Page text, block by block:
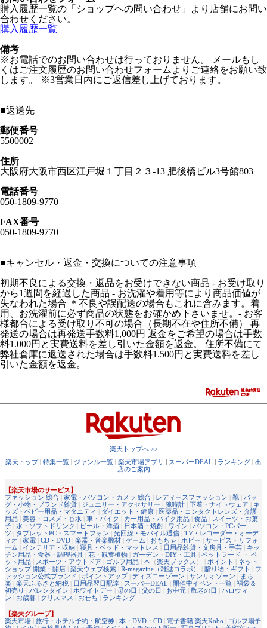
購入履歴一覧の「ショップヘの問い合わせ」より店舗にお問い
合わせください。
購入履歴一覧
備考
※お電話でのお問い合わせは行っておりません。 メールもし
くはご注文履歴のお問い合わせフォームよりご連絡をお願い致
します。 ※3営業日内にご返信差し上げております。
■返送先
郵便番号
5500002
住所
大阪府大阪市西区江戸堀１丁目２３-13 肥後橋ビル3号館803
電話番号
050-1809-9770
FAX番号
050-1809-9770
■キャンセル・返金・交換についての注意事項
初期不良による交換・返品をお受けできない商品 - お受け取り
から1週間を経過した商品 - お洗濯や着用等により商品価値が
失なわれた場合 ＊不良や誤配送の場合もこれに含みます。着
用、お洗濯前に必ず商品の状態をお確かめ下さいませ。- お客
様都合による受け取り不可の場合（長期不在や住所不備） 再
発送の場合は再発送手数料1,000円 返金をご希望の場合は手数
料1.000円と実費送料を差し引いた金額を返金。 住所不備にて
弊社倉庫に返送された場合は手数料1.500円と実費送料を差し
引いた金額を返金。
楽天トップへ >>
楽天トップ| 特集一覧 | ジャンル一覧 | 楽天市場アプリ | スーパーDEAL | ランキング | 出
店のご案内
【楽天市場のサービス】
ファッション 総合 | 家電・パソコン・カメラ 総合 | レディースファッション | 靴 | バッ
グ・小物・ブランド雑貨 | ジュエリー・アクセサリー | 腕時計 | 下着・ナイトウェア | キ
ッズ・ベビー用品・マタニティ | ダイエット・健康 | 医薬品・コンタクトレンズ・介護
用品 | 美容・コスメ・香水 | 車・バイク | カー用品・バイク用品 | 食品 | スイーツ・お菓
子 | 水・ソフトドリンク | ビール・洋酒 | 日本酒・焼酎 | ワイン | パソコン・PCパー
ツ | タブレットPC・スマートフォン | 光回線・モバイル通信 | TV・レコーダー・オーデ
ィオ | 家電 | CD・DVD | 楽器・音楽機材 | ゲーム | おもちゃ | ホビー | サービス・リフォ
ーム | インテリア・収納 | 寝具・ベッド・マットレス | 日用品雑貨・文房具・手芸 | キッ
チン用品・食器・調理器具 | 花・観葉植物 | ガーデン・DIY・工具 | ペットフード ・ ペ
ット用品 | スポーツ・アウトドア | ゴルフ用品 | 本 （楽天ブックス ） | ポイント | ネット
ショップ 開業・開店 | 楽天ウェブ検索 | R-magazine（雑誌コラボ） | 贈り物・ギフト | フ
ァッション公式ブランド | ポイントアップ| ディズニーゾーン | サンリオゾーン | まち
楽 | 楽天ふるさと納税 | 日用品翌日配達 | スーパーDEAL | 開催中イベント一覧 | 福袋＆
初売り | バレンタイン | ホワイトデー | 母の日 | 父の日 | お中元 | 敬老の日 | ハロウィ
ン | お歳暮 | クリスマス | おせち | ランキング
【楽天グループ】
楽天市場 | 旅行・ホテル予約・航空券 | 本・DVD・CD | 電子書籍 楽天Kobo | ゴルフ場予